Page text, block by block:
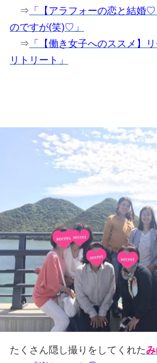
⇒ 「【アラフォーの恋と結婚
のですが(笑)♡」
⇒ 「【働き女子へのススメ】
リトリート」
たくさん隠し撮りをしてくれた